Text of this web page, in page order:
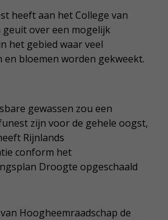
heeft aan het College van
over een mogelijk
het gebied waar veel
bloemen worden gekweekt.
gewassen zou een
zijn voor de gehele oogst,
Rijnlands
conform het
Droogte opgeschaald
Hoogheemraadschap de